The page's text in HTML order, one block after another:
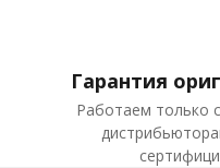
Гарантия
Работаем только